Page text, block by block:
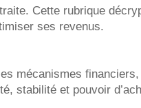
Cette rubrique
ses revenus.
mécanismes
stabilité et pouvoir